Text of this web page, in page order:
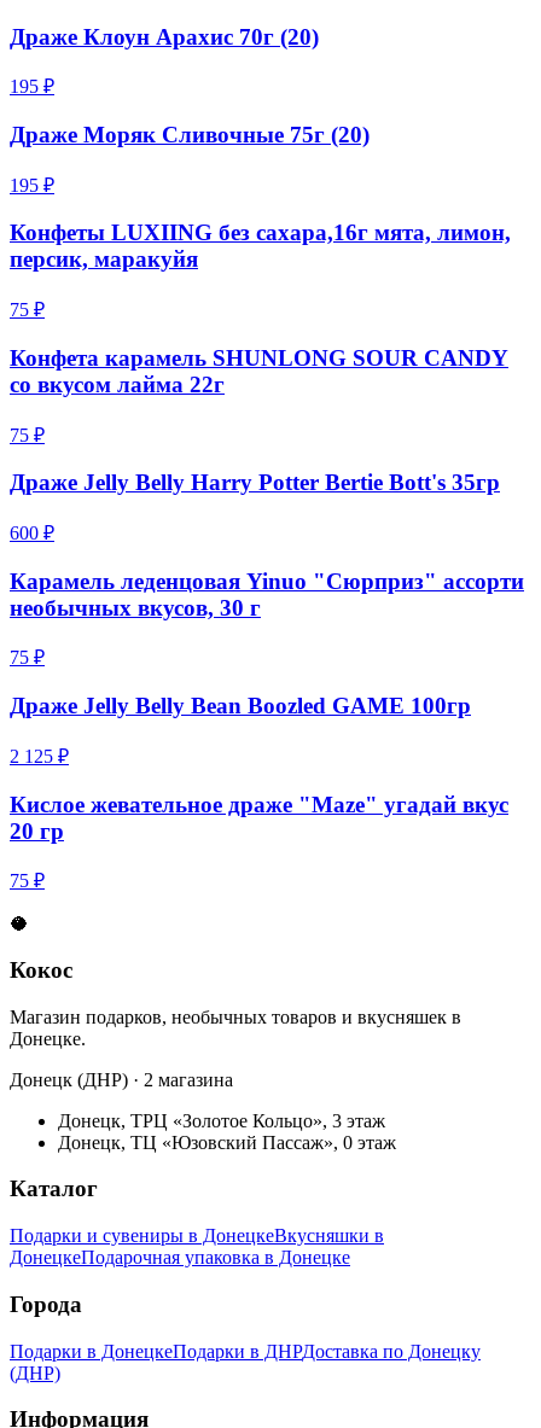
Драже Клоун Арахис 70г (20)
195 ₽
Драже Моряк Сливочные 75г (20)
195 ₽
Конфеты LUXIING без сахара,16г мята, лимон,
персик, маракуйя
75 ₽
Конфета карамель SHUNLONG SOUR CANDY
со вкусом лайма 22г
75 ₽
Драже Jelly Belly Harry Potter Bertie Bott's 35гр
600 ₽
Карамель леденцовая Yinuo "Сюрприз" ассорти
необычных вкусов, 30 г
75 ₽
Драже Jelly Belly Bean Boozled GAME 100гр
2 125 ₽
Кислое жевательное драже "Maze" угадай вкус
20 гр
75 ₽
🥥
Кокос
Магазин подарков, необычных товаров и вкусняшек в
Донецке.
Донецк (ДНР) · 2 магазина
Донецк, ТРЦ «Золотое Кольцо», 3 этаж
Донецк, ТЦ «Юзовский Пассаж», 0 этаж
Каталог
Подарки и сувениры в ДонецкеВкусняшки в
ДонецкеПодарочная упаковка в Донецке
Города
Подарки в ДонецкеПодарки в ДНРДоставка по Донецку
(ДНР)
Информация